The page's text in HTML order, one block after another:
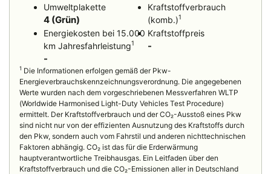
Umweltplakette
4 (Grün)
Kraftstoffverbrauch
(komb.)1
Energiekosten bei 15.000
km Jahresfahrleistung1
-
Kraftstoffpreis
-
1 Die Informationen erfolgen gemäß der Pkw-
Energieverbrauchskennzeichnungsverordnung. Die angegebenen
Werte wurden nach dem vorgeschriebenen Messverfahren WLTP
(Worldwide Harmonised Light-Duty Vehicles Test Procedure)
ermittelt. Der Kraftstoffverbrauch und der CO₂-Ausstoß eines Pkw
sind nicht nur von der effizienten Ausnutzung des Kraftstoffs durch
den Pkw, sondern auch vom Fahrstil und anderen nichttechnischen
Faktoren abhängig. CO₂ ist das für die Erderwärmung
hauptverantwortliche Treibhausgas. Ein Leitfaden über den
Kraftstoffverbrauch und die CO₂-Emissionen aller in Deutschland